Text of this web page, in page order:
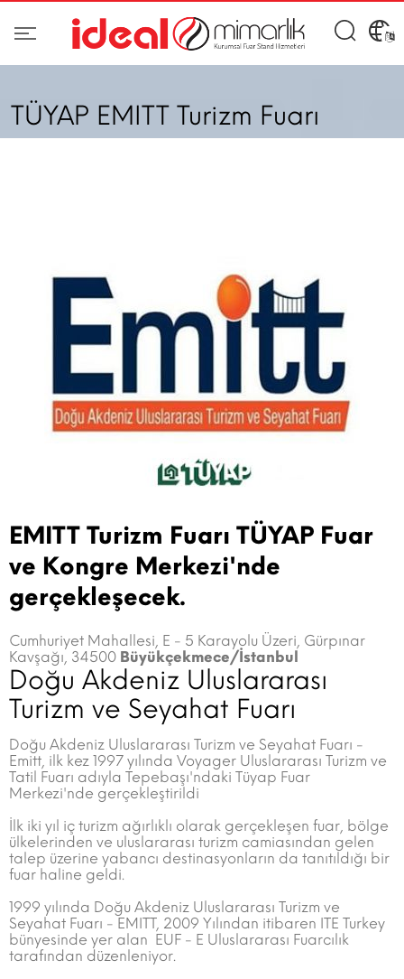
TÜYAP EMITT Turizm Fuarı
EMITT Turizm Fuarı TÜYAP Fuar
ve Kongre Merkezi'nde
gerçekleşecek.
Cumhuriyet Mahallesi, E - 5 Karayolu Üzeri, Gürpınar
Kavşağı, 34500 Büyükçekmece/İstanbul
Doğu Akdeniz Uluslararası
Turizm ve Seyahat Fuarı
Doğu Akdeniz Uluslararası Turizm ve Seyahat Fuarı -
Emitt, ilk kez 1997 yılında Voyager Uluslararası Turizm ve
Tatil Fuarı adıyla Tepebaşı'ndaki Tüyap Fuar
Merkezi'nde gerçekleştirildi
İlk iki yıl iç turizm ağırlıklı olarak gerçekleşen fuar, bölge
ülkelerinden ve uluslararası turizm camiasından gelen
talep üzerine yabancı destinasyonların da tanıtıldığı bir
fuar haline geldi.
1999 yılında Doğu Akdeniz Uluslararası Turizm ve
Seyahat Fuarı - EMITT, 2009 Yılından itibaren ITE Turkey
bünyesinde yer alan EUF - E Uluslararası Fuarcılık
tarafından düzenleniyor.